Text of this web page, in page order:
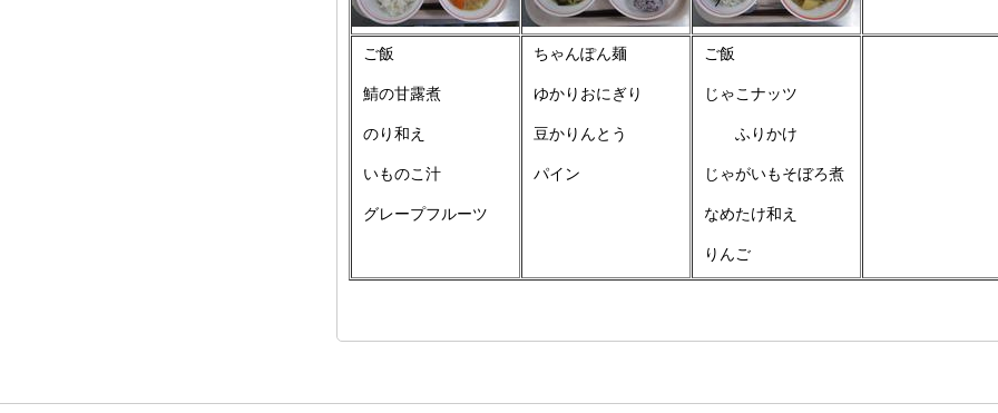
ご飯
鯖の甘露煮
のり和え
いものこ汁
グレープフルーツ
ちゃんぽん麺
ゆかりおにぎり
豆かりんとう
パイン
ご飯
じゃこナッツ
ふりかけ
じゃがいもそぼろ煮
なめたけ和え
りんご